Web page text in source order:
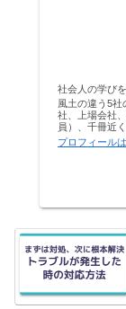
社会人の学び
風土の違う5
社、上場会社
員）、千冊近
プロフィール